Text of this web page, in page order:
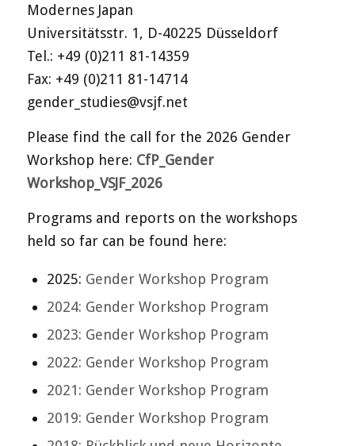
Modernes Japan
Universitätsstr. 1, D-40225 Düsseldorf
Tel.: +49 (0)211 81-14359
Fax: +49 (0)211 81-14714
gender_studies@vsjf.net
Please find the call for the 2026 Gender
Workshop here: CfP_Gender
Workshop_VSJF_2026
Programs and reports on the workshops
held so far can be found here:
2025: Gender Workshop Program
2024: Gender Workshop Program
2023: Gender Workshop Program
2022: Gender Workshop Program
2021: Gender Workshop Program
2019: Gender Workshop Program